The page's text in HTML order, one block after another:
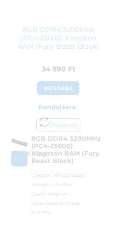
8GB DDR4 3200MHz
(PC4-25600) Kingston
RAM (Fury Beast Black)
34 990 Ft
KOSÁRBA
Rendelésre
Összevet
KOSÁRBA
8GB DDR4 3200MHz
(PC4-25600)
Kingston RAM (Fury
Beast Black)
Cikkszám: KF432C16BB/8
Kategória: Desktop
Gyártó: Kingston
Garanciaidő: 60 hónap
ÁFA:
27%